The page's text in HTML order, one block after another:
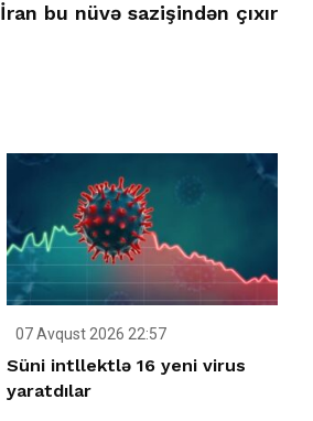
İran bu nüvə sazişindən çıxır
07 Avqust 2026 22:57
Süni intllektlə 16 yeni virus
yaratdılar